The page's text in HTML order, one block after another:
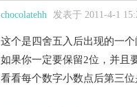
chocolatehh 发表于 2011-4-1
这个是四舍五入后出现的一个
如果你一定要保留2位，并且
看看每个数字小数点后第三